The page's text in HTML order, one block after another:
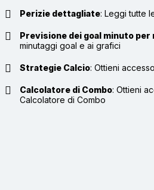
Perizie dettagliate: Leggi tutte
Previsione dei goal minuto per
minutaggi goal e ai grafici
Strategie Calcio: Ottieni
Calcolatore di Combo: Ottieni
Calcolatore di Combo